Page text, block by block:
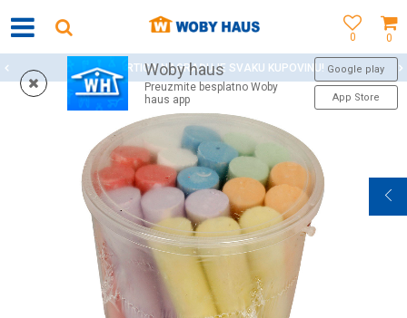
0
0
Woby haus
Preuzmite besplatno Woby
haus app
Google play
App Store
WOBY KARTICA NAGRAĐUJE SVAKU KUPOVINU!